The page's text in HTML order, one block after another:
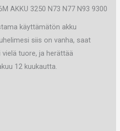
AKKU 3250 N73 N77 N93 9300
käyttämätön akku
siis on vanha, saat
tuore, ja herättää
12 kuukautta.